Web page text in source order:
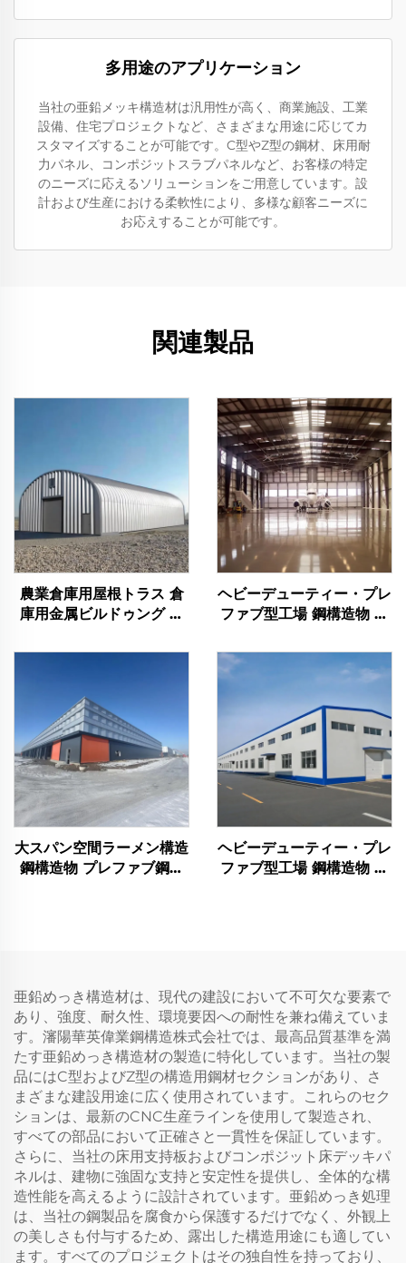
多用途のアプリケーション
当社の亜鉛メッキ構造材は汎用性が高く、商業施設、工業
設備、住宅プロジェクトなど、さまざまな用途に応じてカ
スタマイズすることが可能です。C型やZ型の鋼材、床用耐
力パネル、コンポジットスラブパネルなど、お客様の特定
のニーズに応えるソリューションをご用意しています。設
計および生産における柔軟性により、多様な顧客ニーズに
お応えすることが可能です。
関連製品
農業倉庫用屋根トラス 倉
庫用金属ビルドゥング 耐
ゥング
ヘビーデューティー・プレ
ファブ型工場 鋼構造物 ハ
ング 鋼材建築物
大スパン空間ラーメン構造
鋼構造物 プレファブ鋼製
ヘビーデューティー・プレ
ファブ型工場 鋼構造物 ハ
亜鉛めっき構造材は、現代の建設において不可欠な要素で
あり、強度、耐久性、環境要因への耐性を兼ね備えていま
す。瀋陽華英偉業鋼構造株式会社では、最高品質基準を満
たす亜鉛めっき構造材の製造に特化しています。当社の製
品にはC型およびZ型の構造用鋼材セクションがあり、さ
まざまな建設用途に広く使用されています。これらのセク
ションは、最新のCNC生産ラインを使用して製造され、
すべての部品において正確さと一貫性を保証しています。
さらに、当社の床用支持板およびコンポジット床デッキパ
ネルは、建物に強固な支持と安定性を提供し、全体的な構
造性能を高えるように設計されています。亜鉛めっき処理
は、当社の鋼製品を腐食から保護するだけでなく、外観上
の美しさも付与するため、露出した構造用途にも適してい
ます。すべてのプロジェクトはその独自性を持っており、